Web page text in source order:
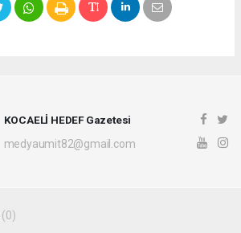
KOCAELİ HEDEF Gazetesi
medyaumit82@gmail.com
(0)